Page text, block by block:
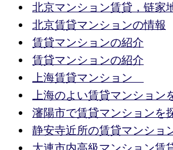
北京マンション賃貸，链家
北京賃貸マンションの情報
賃貸マンションの紹介
賃貸マンションの紹介
上海賃貸マンション
上海のよい賃貸マンション
瀋陽市で賃貸マンションを
静安寺近所の賃貸マンショ